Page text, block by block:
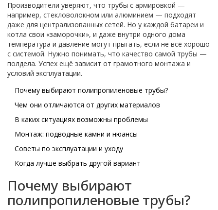
Производители уверяют, что трубы с армировкой —
например, стекловолокном или алюминием — подходят
даже для централизованных сетей. Но у каждой батареи и
котла свои «заморочки», и даже внутри одного дома
температура и давление могут прыгать, если не всё хорошо
с системой. Нужно понимать, что качество самой трубы —
полдела. Успех ещё зависит от грамотного монтажа и
условий эксплуатации.
Почему выбирают полипропиленовые трубы?
Чем они отличаются от других материалов
В каких ситуациях возможны проблемы
Монтаж: подводные камни и нюансы
Советы по эксплуатации и уходу
Когда лучше выбрать другой вариант
Почему выбирают
полипропиленовые трубы?